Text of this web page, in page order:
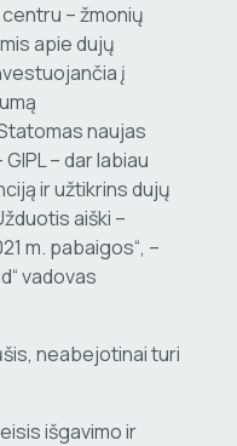
– žmonių
apie dujų
į
naujas
– dar labiau
ir užtikrins dujų
aiški –
m. pabaigos“, –
vadovas
neabejotinai turi
išgavimo ir